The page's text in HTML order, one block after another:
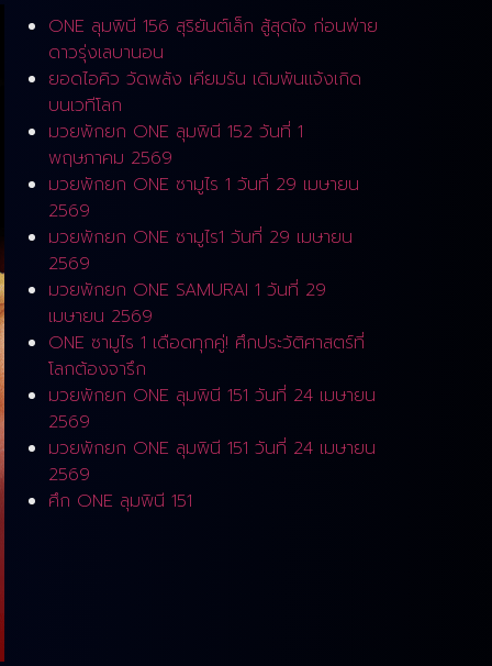
ONE ลุมพินี 156 สุริยันต์เล็ก สู้สุดใจ ก่อนพ่าย
ดาวรุ่งเลบานอน
ยอดไอคิว วัดพลัง เคียมรัน เดิมพันแจ้งเกิด
บนเวทีโลก
มวยพักยก ONE ลุมพินี 152 วันที่ 1
พฤษภาคม 2569
มวยพักยก ONE ซามูไร 1 วันที่ 29 เมษายน
2569
มวยพักยก ONE ซามูไร1 วันที่ 29 เมษายน
2569
มวยพักยก ONE SAMURAI 1 วันที่ 29
เมษายน 2569
ONE ซามูไร 1 เดือดทุกคู่! ศึกประวัติศาสตร์ที่
โลกต้องจารึก
มวยพักยก ONE ลุมพินี 151 วันที่ 24 เมษายน
2569
มวยพักยก ONE ลุมพินี 151 วันที่ 24 เมษายน
2569
ศึก ONE ลุมพินี 151